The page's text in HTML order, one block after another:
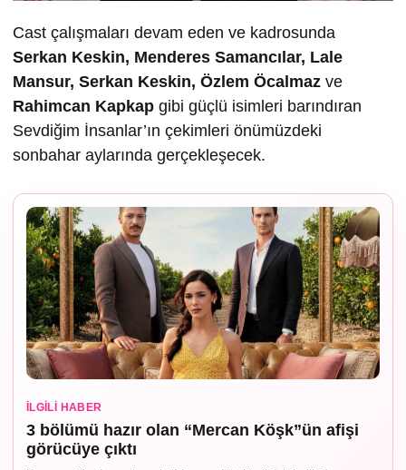
Cast çalışmaları devam eden ve kadrosunda
Serkan Keskin, Menderes Samancılar, Lale
Mansur, Serkan Keskin, Özlem Öcalmaz ve
Rahimcan Kapkap gibi güçlü isimleri barındıran
Sevdiğim İnsanlar’ın çekimleri önümüzdeki
sonbahar aylarında gerçekleşecek.
İLGILI HABER
3 bölümü hazır olan “Mercan Köşk”ün afişi
görücüye çıktı